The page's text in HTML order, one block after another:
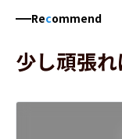
Recommend
少し頑張